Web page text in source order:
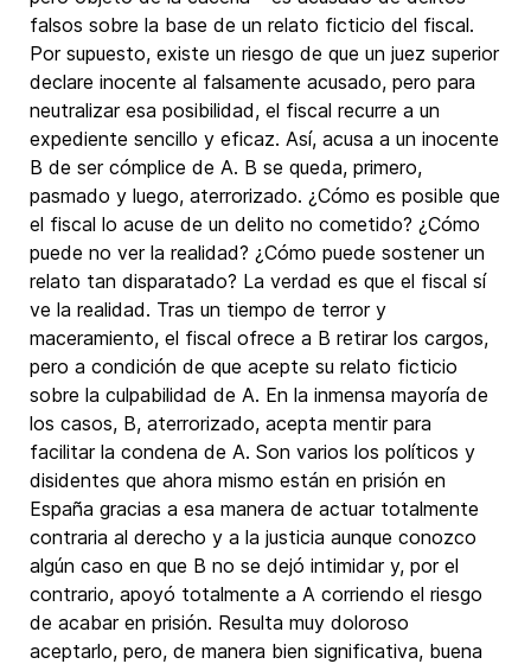
falsos sobre la base de un relato ficticio del fiscal.
Por supuesto, existe un riesgo de que un juez superior
declare inocente al falsamente acusado, pero para
neutralizar esa posibilidad, el fiscal recurre a un
expediente sencillo y eficaz. Así, acusa a un inocente
B de ser cómplice de A. B se queda, primero,
pasmado y luego, aterrorizado. ¿Cómo es posible que
el fiscal lo acuse de un delito no cometido? ¿Cómo
puede no ver la realidad? ¿Cómo puede sostener un
relato tan disparatado? La verdad es que el fiscal sí
ve la realidad. Tras un tiempo de terror y
maceramiento, el fiscal ofrece a B retirar los cargos,
pero a condición de que acepte su relato ficticio
sobre la culpabilidad de A. En la inmensa mayoría de
los casos, B, aterrorizado, acepta mentir para
facilitar la condena de A. Son varios los políticos y
disidentes que ahora mismo están en prisión en
España gracias a esa manera de actuar totalmente
contraria al derecho y a la justicia aunque conozco
algún caso en que B no se dejó intimidar y, por el
contrario, apoyó totalmente a A corriendo el riesgo
de acabar en prisión. Resulta muy doloroso
aceptarlo, pero, de manera bien significativa, buena